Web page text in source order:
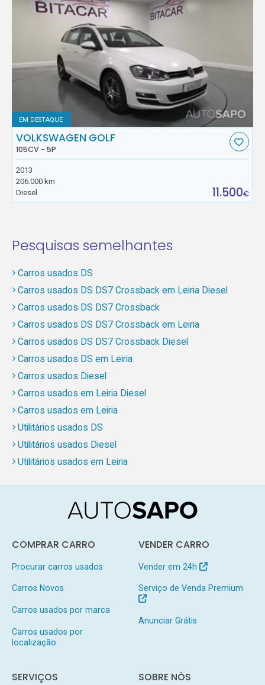
EM DESTAQUE
VOLKSWAGEN GOLF
105CV - 5P
2013
206.000 km
Diesel
11.500€
Pesquisas semelhantes
Carros usados DS
Carros usados DS DS7 Crossback em Leiria Diesel
Carros usados DS DS7 Crossback
Carros usados DS DS7 Crossback em Leiria
Carros usados DS DS7 Crossback Diesel
Carros usados DS em Leiria
Carros usados Diesel
Carros usados em Leiria Diesel
Carros usados em Leiria
Utilitários usados DS
Utilitários usados Diesel
Utilitários usados em Leiria
COMPRAR CARRO
Procurar carros usados
Carros Novos
Carros usados por marca
Carros usados por
localização
VENDER CARRO
Vender em 24h
Serviço de Venda Premium
Anunciar Grátis
SERVIÇOS SOBRE NÓS